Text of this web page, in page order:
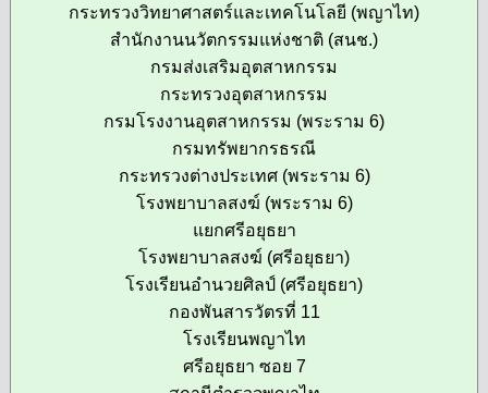
กระทรวงวิทยาศาสตร์และเทคโนโลยี (พญาไท)
สำนักงานนวัตกรรมแห่งชาติ (สนช.)
กรมส่งเสริมอุตสาหกรรม
กระทรวงอุตสาหกรรม
กรมโรงงานอุตสาหกรรม (พระราม 6)
กรมทรัพยากรธรณี
กระทรวงต่างประเทศ (พระราม 6)
โรงพยาบาลสงฆ์ (พระราม 6)
แยกศรีอยุธยา
โรงพยาบาลสงฆ์ (ศรีอยุธยา)
โรงเรียนอำนวยศิลป์ (ศรีอยุธยา)
กองพันสารวัตรที่ 11
โรงเรียนพญาไท
ศรีอยุธยา ซอย 7